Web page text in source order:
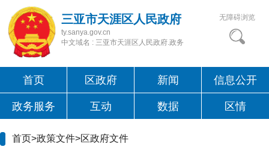
三亚市天涯区人民政府
ty.sanya.gov.cn
中文域名 : 三亚市天涯区人民政府.政务
无障碍浏览
首页 区政府 新闻 信息公开
政务服务 互动 数据 区情
首页>政策文件>区政府文件